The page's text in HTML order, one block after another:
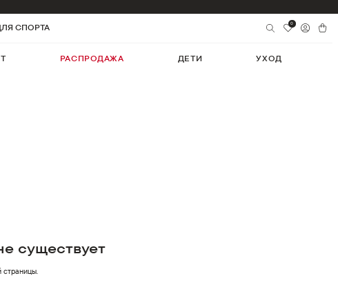
СПОРТА 0
РАСПРОДАЖА ДЕТИ УХОД
существует